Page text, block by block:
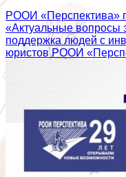
РООИ «Перспектива»
«Актуальные вопросы
поддержка людей с
юристов РООИ